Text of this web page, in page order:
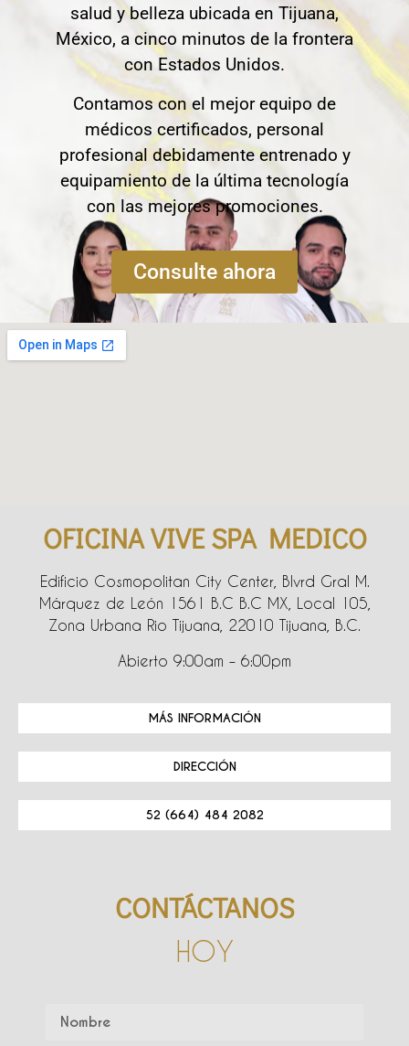
salud y belleza ubicada en Tijuana,
México, a cinco minutos de la frontera
con Estados Unidos.
Contamos con el mejor equipo de
médicos certificados, personal
profesional debidamente entrenado y
equipamiento de la última tecnología
con las mejores promociones.
Consulte ahora
OFICINA VIVE SPA MEDICO
Edificio Cosmopolitan City Center, Blvrd Gral M.
Márquez de León 1561 B.C B.C MX, Local 105,
Zona Urbana Rio Tijuana, 22010 Tijuana, B.C.
Abierto 9:00am – 6:00pm
MÁS INFORMACIÓN
DIRECCIÓN
52 (664) 484 2082
CONTÁCTANOS
HOY